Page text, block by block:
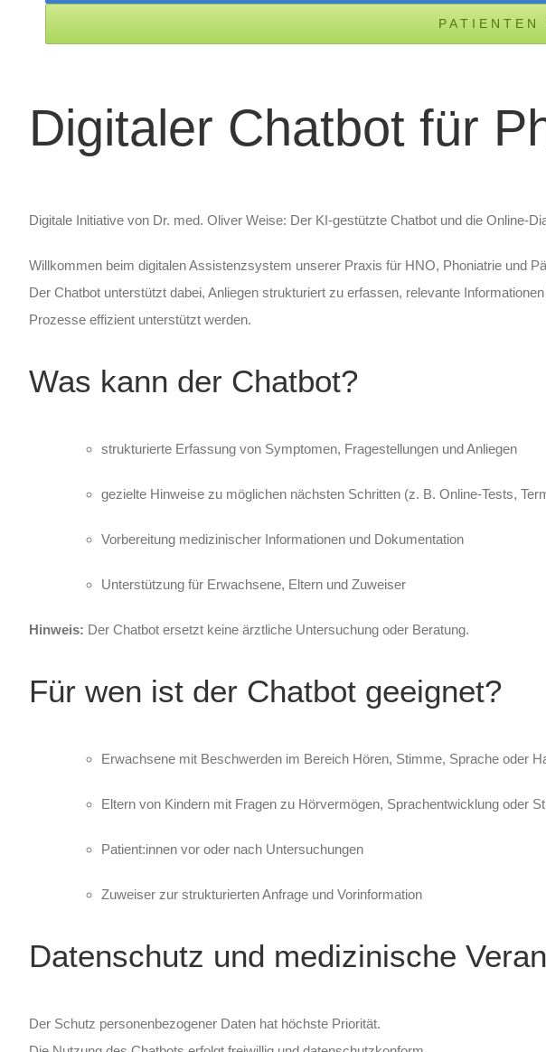
Digitaler Chatbot für
Digitale Initiative von Dr. med. Oliver Weise: Der KI-gestützte Chatbot und die Online-
Willkommen beim digitalen Assistenzsystem unserer Praxis für HNO, Phoniatrie und
Der Chatbot unterstützt dabei, Anliegen strukturiert zu erfassen, relevante
Prozesse effizient unterstützt werden.
Was kann der Chatbot?
strukturierte Erfassung von Symptomen, Fragestellungen und Anliegen
gezielte Hinweise zu möglichen nächsten Schritten (z. B. Online-Tests,
Vorbereitung medizinischer Informationen und Dokumentation
Unterstützung für Erwachsene, Eltern und Zuweiser
Hinweis: Der Chatbot ersetzt keine ärztliche Untersuchung oder Beratung.
Für wen ist der Chatbot geeignet?
Erwachsene mit Beschwerden im Bereich Hören, Stimme, Sprache oder
Eltern von Kindern mit Fragen zu Hörvermögen, Sprachentwicklung oder
Patient:innen vor oder nach Untersuchungen
Zuweiser zur strukturierten Anfrage und Vorinformation
Datenschutz und medizinische
Der Schutz personenbezogener Daten hat höchste Priorität.